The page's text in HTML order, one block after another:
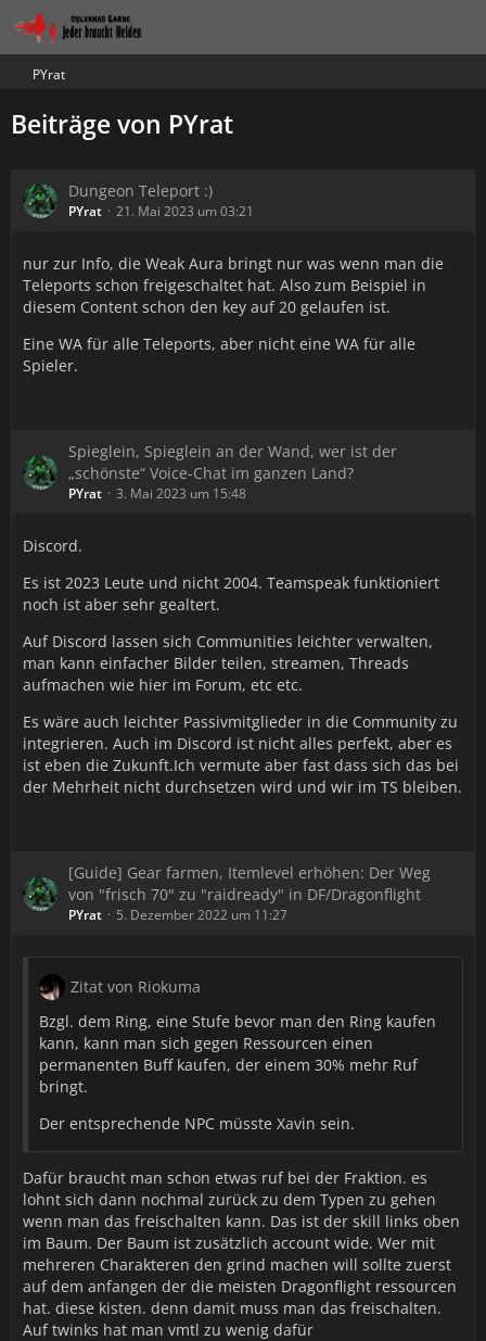
PYrat
Beiträge von PYrat
Dungeon Teleport :)
PYrat 21. Mai 2023 um 03:21
nur zur Info, die Weak Aura bringt nur was wenn man die
Teleports schon freigeschaltet hat. Also zum Beispiel in
diesem Content schon den key auf 20 gelaufen ist.
Eine WA für alle Teleports, aber nicht eine WA für alle
Spieler.
Spieglein, Spieglein an der Wand, wer ist der
„schönste“ Voice-Chat im ganzen Land?
PYrat 3. Mai 2023 um 15:48
Discord.
Es ist 2023 Leute und nicht 2004. Teamspeak funktioniert
noch ist aber sehr gealtert.
Auf Discord lassen sich Communities leichter verwalten,
man kann einfacher Bilder teilen, streamen, Threads
aufmachen wie hier im Forum, etc etc.
Es wäre auch leichter Passivmitglieder in die Community zu
integrieren. Auch im Discord ist nicht alles perfekt, aber es
ist eben die Zukunft.Ich vermute aber fast dass sich das bei
der Mehrheit nicht durchsetzen wird und wir im TS bleiben.
[Guide] Gear farmen, Itemlevel erhöhen: Der Weg
von "frisch 70" zu "raidready" in DF/Dragonflight
PYrat 5. Dezember 2022 um 11:27
Zitat von Riokuma
Bzgl. dem Ring, eine Stufe bevor man den Ring kaufen
kann, kann man sich gegen Ressourcen einen
permanenten Buff kaufen, der einem 30% mehr Ruf
bringt.
Der entsprechende NPC müsste Xavin sein.
Dafür braucht man schon etwas ruf bei der Fraktion. es
lohnt sich dann nochmal zurück zu dem Typen zu gehen
wenn man das freischalten kann. Das ist der skill links oben
im Baum. Der Baum ist zusätzlich account wide. Wer mit
mehreren Charakteren den grind machen will sollte zuerst
auf dem anfangen der die meisten Dragonflight ressourcen
hat. diese kisten. denn damit muss man das freischalten.
Auf twinks hat man vmtl zu wenig dafür